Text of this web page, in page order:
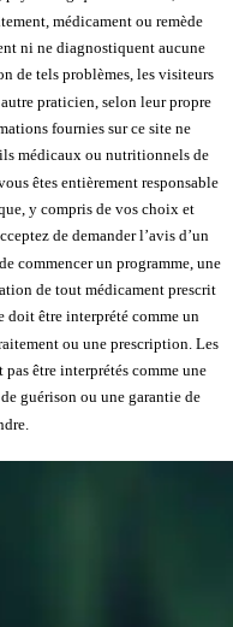
médicament ou remède
ni ne diagnostiquent aucune
de tels problèmes, les visiteurs
praticien, selon leur propre
fournies sur ce site ne
médicaux ou nutritionnels de
êtes entièrement responsable
y compris de vos choix et
de demander l’avis d’un
commencer un programme, une
de tout médicament prescrit
doit être interprété comme un
ou une prescription. Les
être interprétés comme une
guérison ou une garantie de